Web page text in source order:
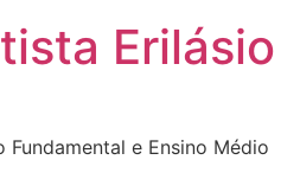
Erilásio
Fundamental e Ensino Médio